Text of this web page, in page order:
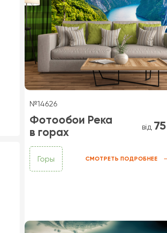
№14626
Фотообои Река
в горах
від 75
Горы СМОТРЕТЬ ПОДРОБНЕЕ